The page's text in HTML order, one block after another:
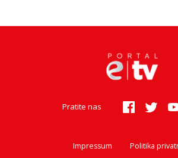
Pratite nas
Impressum
Politika